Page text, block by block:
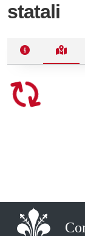
statali